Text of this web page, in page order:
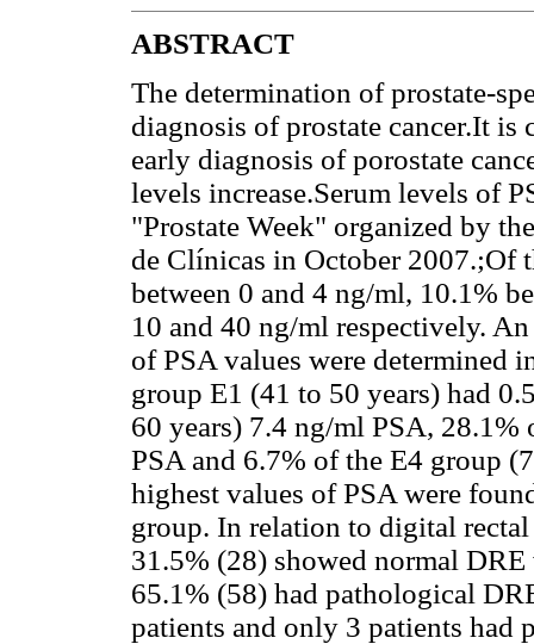
ABSTRACT
The determination of prostate-
diagnosis of prostate cancer.It
early diagnosis of porostate
levels increase.Serum levels of
"Prostate Week" organized by
de Clínicas in October 2007.;Of
between 0 and 4 ng/ml, 10.1%
10 and 40 ng/ml respectively.
of PSA values were determined
group E1 (41 to 50 years) had
60 years) 7.4 ng/ml PSA,
PSA and 6.7% of the E4 group
highest values of PSA were
group. In relation to digital
31.5% (28) showed normal
65.1% (58) had pathological
patients and only 3 patients